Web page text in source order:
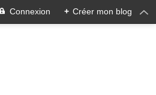
Connexion + Créer mon blog